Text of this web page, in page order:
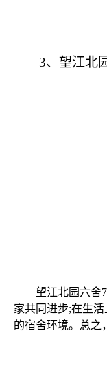
3、望江北
望江北园六舍
家共同进步;在生活
的宿舍环境。总之